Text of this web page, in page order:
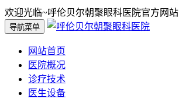
欢迎光临~呼伦贝尔朝聚眼科医院官方网站
导航菜单
网站首页
医院概况
诊疗技术
医生设备